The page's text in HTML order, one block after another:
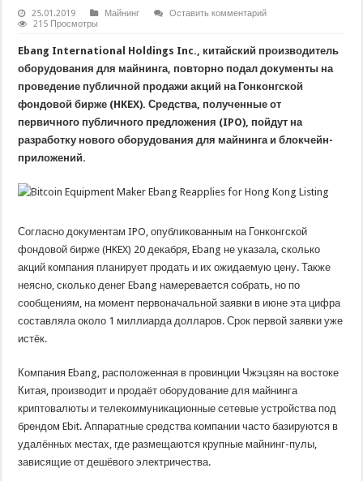
25.01.2019 Майнинг
Оставить комментарий
215 Просмотры
Ebang International Holdings Inc., китайский производитель
оборудования для майнинга, повторно подал документы на
проведение публичной продажи акций на Гонконгской
фондовой бирже (HKEX). Средства, полученные от
первичного публичного предложения (IPO), пойдут на
разработку нового оборудования для майнинга и блокчейн-
приложений.
Согласно документам IPO, опубликованным на Гонконгской
фондовой бирже (HKEX) 20 декабря, Ebang не указала, сколько
акций компания планирует продать и их ожидаемую цену. Также
неясно, сколько денег Ebang намеревается собрать, но по
сообщениям, на момент первоначальной заявки в июне эта цифра
составляла около 1 миллиарда долларов. Срок первой заявки уже
истёк.
Компания Ebang, расположенная в провинции Чжэцзян на востоке
Китая, производит и продаёт оборудование для майнинга
криптовалюты и телекоммуникационные сетевые устройства под
брендом Ebit. Аппаратные средства компании часто базируются в
удалённых местах, где размещаются крупные майнинг-пулы,
зависящие от дешёвого электричества.